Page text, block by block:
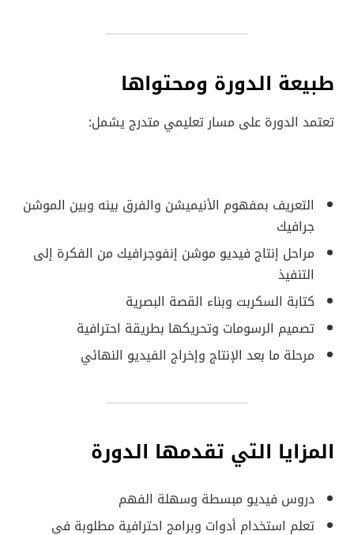
طبيعة الدورة ومحتواها
تعتمد الدورة على مسار تعليمي متدرج يشمل:
التعريف بمفهوم الأنيميشن والفرق بينه وبين الموشن
جرافيك
مراحل إنتاج فيديو موشن إنفوجرافيك من الفكرة إلى
التنفيذ
كتابة السكربت وبناء القصة البصرية
تصميم الرسومات وتحريكها بطريقة احترافية
مرحلة ما بعد الإنتاج وإخراج الفيديو النهائي
المزايا التي تقدمها الدورة
دروس فيديو مبسطة وسهلة الفهم
تعلم استخدام أدوات وبرامج احترافية مطلوبة في